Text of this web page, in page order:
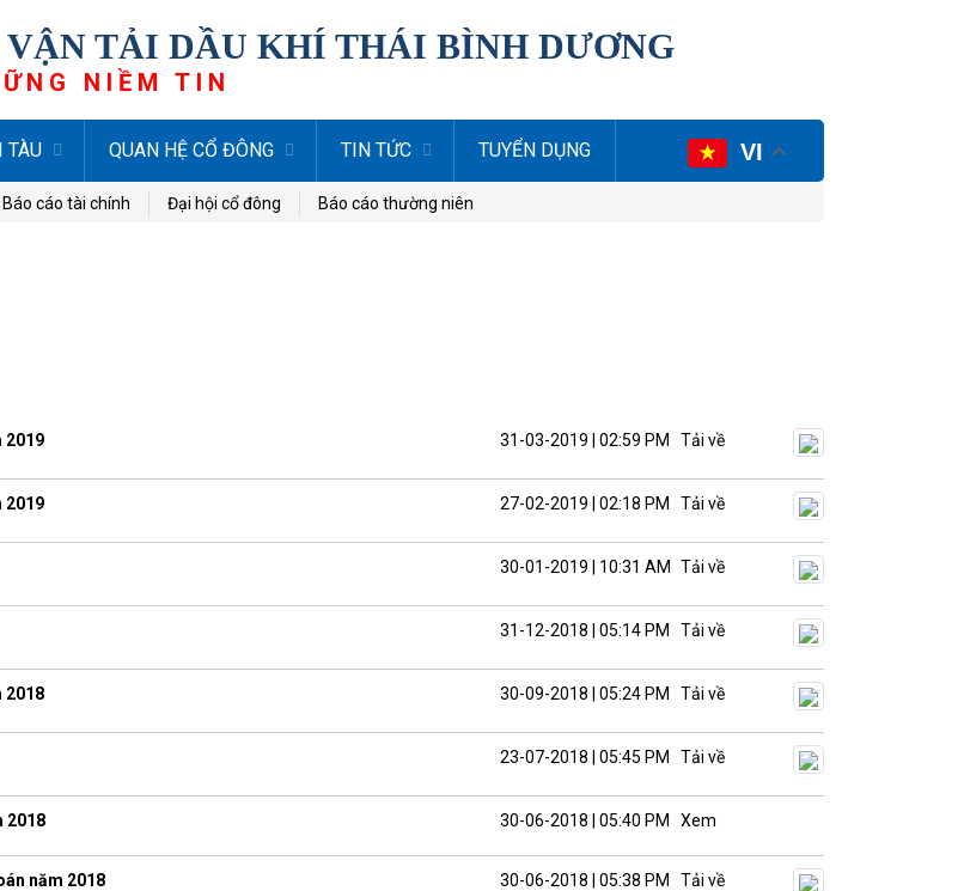
VẬN TẢI DẦU KHÍ THÁI BÌNH DƯƠNG
NIỀM TIN
VI
TÀU QUAN HỆ CỔ ĐÔNG TIN TỨC TUYỂN DỤNG
Báo cáo tài chính Đại hội cổ đông Báo cáo thường niên
2019 31-03-2019 | 02:59 PM Tải về
2019 27-02-2019 | 02:18 PM Tải về
30-01-2019 | 10:31 AM Tải về
31-12-2018 | 05:14 PM Tải về
2018 30-09-2018 | 05:24 PM Tải về
23-07-2018 | 05:45 PM Tải về
2018 30-06-2018 | 05:40 PM Xem
năm 2018 30-06-2018 | 05:38 PM Tải về